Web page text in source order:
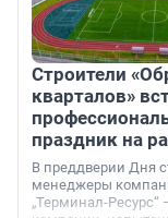
Строители
кварталов»
праздник на
В преддверии Дня
менеджеры
„Терминал-Ресурс“